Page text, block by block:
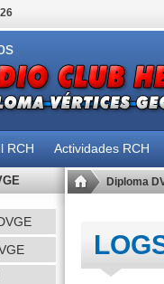
RCH Actividades RCH
Diploma